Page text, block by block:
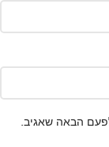
הבאה שאגיב.